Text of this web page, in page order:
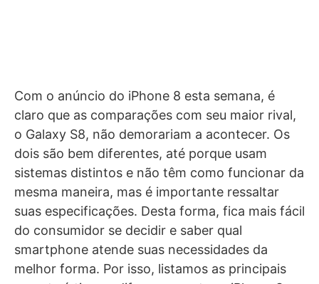
Com o anúncio do iPhone 8 esta semana, é
claro que as comparações com seu maior rival,
o Galaxy S8, não demorariam a acontecer. Os
dois são bem diferentes, até porque usam
sistemas distintos e não têm como funcionar da
mesma maneira, mas é importante ressaltar
suas especificações. Desta forma, fica mais fácil
do consumidor se decidir e saber qual
smartphone atende suas necessidades da
melhor forma. Por isso, listamos as principais